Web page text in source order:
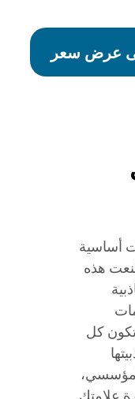
عرض سعر
أساسية
هذه
تكون كل
علامتك